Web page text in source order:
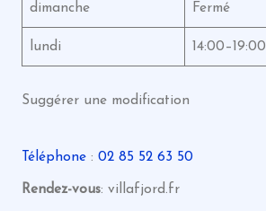
dimanche Fermé
lundi 14:00–19:00
Suggérer une modification
Téléphone: 02 85 52 63 50
Rendez-vous: villafjord.fr